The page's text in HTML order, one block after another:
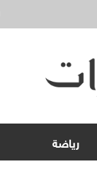
رياضة